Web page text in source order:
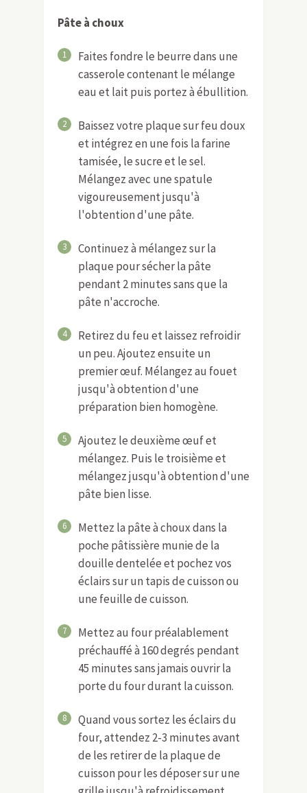
Pâte à choux
1
Faites fondre le beurre dans une
casserole contenant le mélange
eau et lait puis portez à ébullition.
2
Baissez votre plaque sur feu doux
et intégrez en une fois la farine
tamisée, le sucre et le sel.
Mélangez avec une spatule
vigoureusement jusqu'à
l'obtention d'une pâte.
3
Continuez à mélangez sur la
plaque pour sécher la pâte
pendant 2 minutes sans que la
pâte n'accroche.
4
Retirez du feu et laissez refroidir
un peu. Ajoutez ensuite un
premier œuf. Mélangez au fouet
jusqu'à obtention d'une
préparation bien homogène.
5
Ajoutez le deuxième œuf et
mélangez. Puis le troisième et
mélangez jusqu'à obtention d'une
pâte bien lisse.
6
Mettez la pâte à choux dans la
poche pâtissière munie de la
douille dentelée et pochez vos
éclairs sur un tapis de cuisson ou
une feuille de cuisson.
7
Mettez au four préalablement
préchauffé à 160 degrés pendant
45 minutes sans jamais ouvrir la
porte du four durant la cuisson.
8
Quand vous sortez les éclairs du
four, attendez 2-3 minutes avant
de les retirer de la plaque de
cuisson pour les déposer sur une